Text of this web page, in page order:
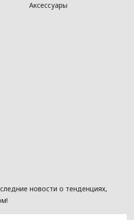
Аксессуары
новости о тенденциях,